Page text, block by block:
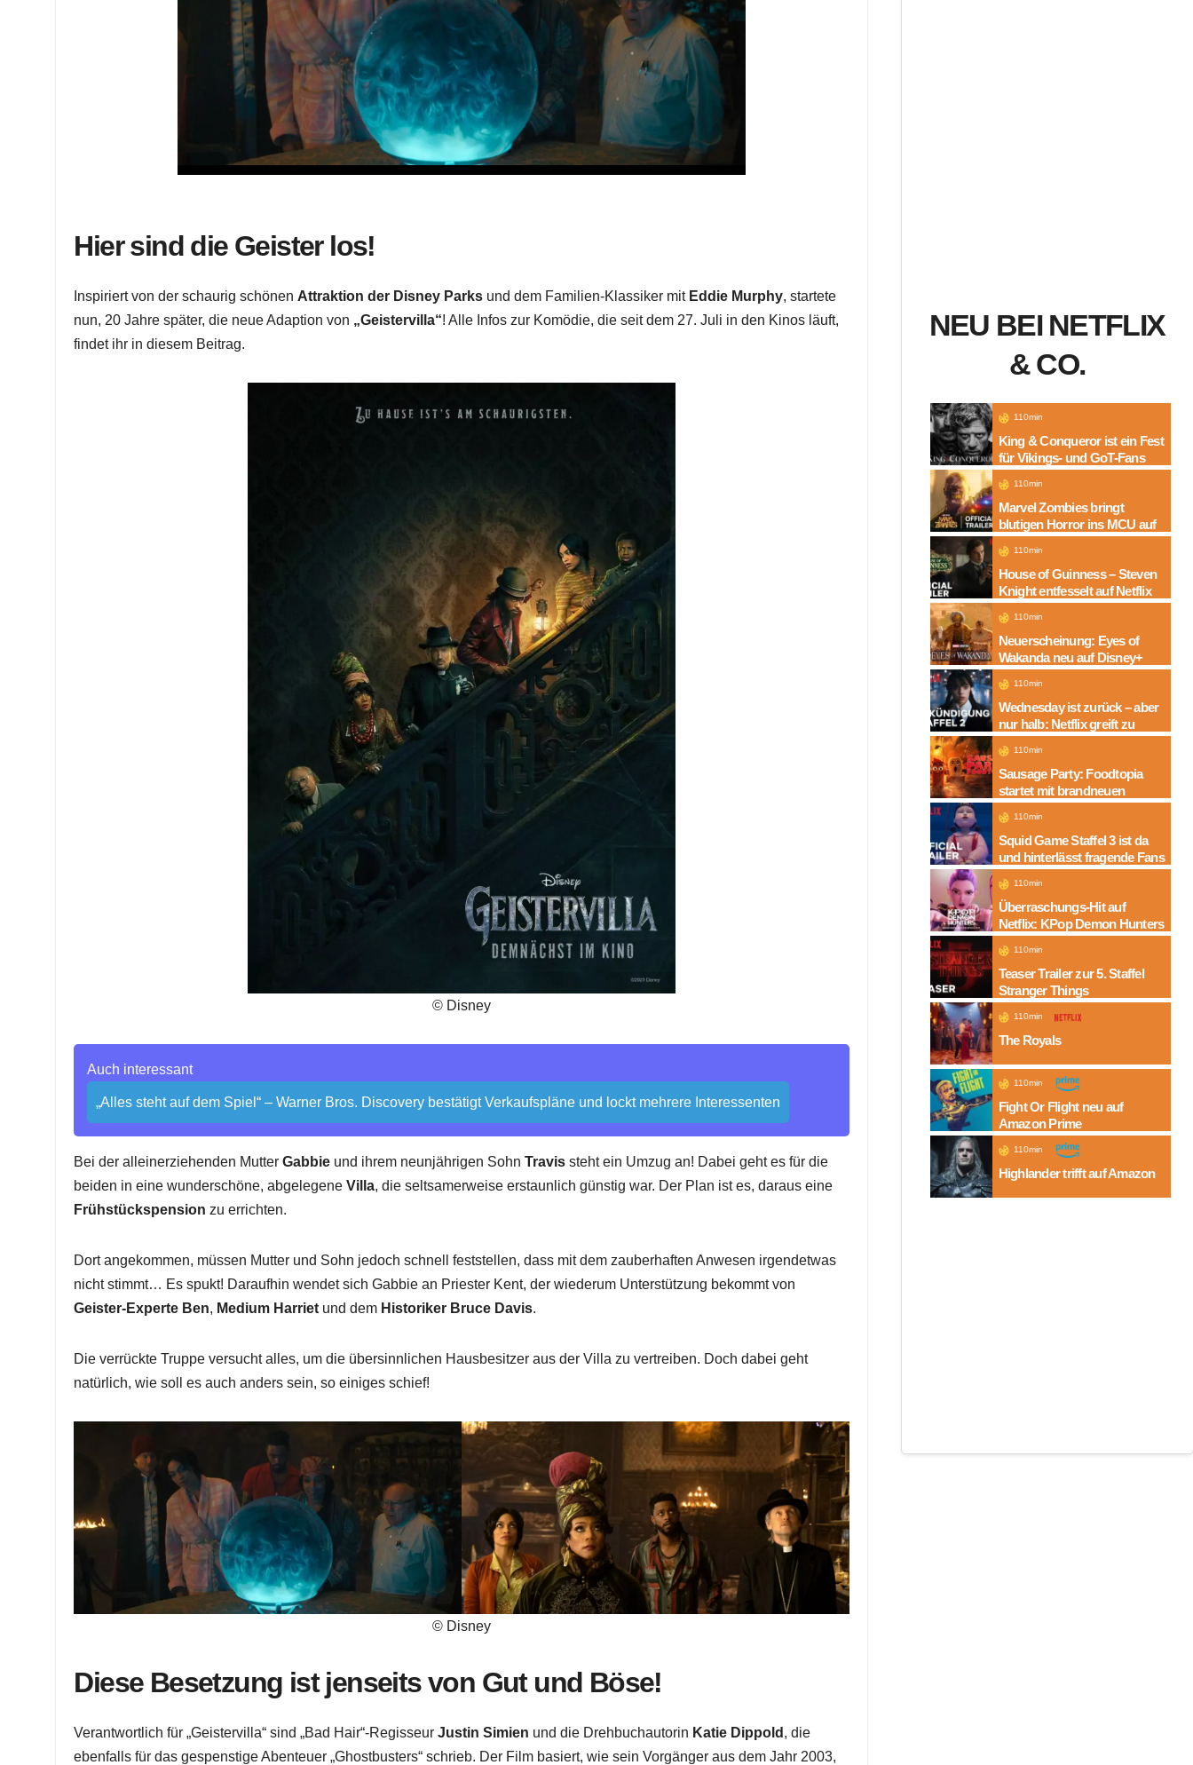
Hier sind die Geister los!
Inspiriert von der schaurig schönen Attraktion der Disney Parks und dem Familien-Klassiker mit Eddie Murphy, startete
nun, 20 Jahre später, die neue Adaption von „Geistervilla“! Alle Infos zur Komödie, die seit dem 27. Juli in den Kinos läuft,
findet ihr in diesem Beitrag.
© Disney
Auch interessant
„Alles steht auf dem Spiel“ – Warner Bros. Discovery bestätigt Verkaufspläne und lockt mehrere Interessenten
Bei der alleinerziehenden MutterGabbie und ihrem neunjährigen SohnTravis steht ein Umzug an! Dabei geht es für die
beiden in eine wunderschöne, abgelegeneVilla, die seltsamerweise erstaunlich günstig war. Der Plan ist es, daraus eine
Frühstückspension zu errichten.
Dort angekommen, müssen Mutter und Sohn jedoch schnell feststellen, dass mit dem zauberhaften Anwesen irgendetwas
nicht stimmt… Es spukt! Daraufhin wendet sich Gabbie an Priester Kent, der wiederum Unterstützung bekommt von
Geister-Experte Ben, Medium Harriet und dem Historiker Bruce Davis.
Die verrückte Truppe versucht alles, um die übersinnlichen Hausbesitzer aus der Villa zu vertreiben. Doch dabei geht
natürlich, wie soll es auch anders sein, so einiges schief!
© Disney
Diese Besetzung ist jenseits von Gut und Böse!
Verantwortlich für „Geistervilla“ sind „Bad Hair“-RegisseurJustin Simien und die Drehbuchautorin Katie Dippold , die
ebenfalls für das gespenstige Abenteuer „Ghostbusters“ schrieb. Der Film basiert, wie sein Vorgänger aus dem Jahr 2003,
NEU BEI NETFLIX
& CO.
110min
King & Conqueror ist ein Fest
für Vikings- und GoT-Fans
110min
Marvel Zombies bringt
blutigen Horror ins MCU auf
Disney+
110min
House of Guinness – Steven
Knight entfesselt auf Netflix
die dunkle Seite einer
Legende
110min
Neuerscheinung: Eyes of
Wakanda neu auf Disney+
110min
Wednesday ist zurück – aber
nur halb: Netflix greift zu
neuem Serien-Trick
110min
Sausage Party: Foodtopia
startet mit brandneuen
Folgen auf Amazon
110min
Squid Game Staffel 3 ist da
und hinterlässt fragende Fans
110min
Überraschungs-Hit auf
Netflix: KPop Demon Hunters
110min
Teaser Trailer zur 5. Staffel
Stranger Things
110min
The Royals
110min
Fight Or Flight neu auf
Amazon Prime
110min
Highlander trifft auf Amazon